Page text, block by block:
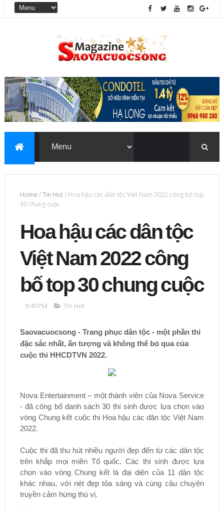
Home /Tin Hot/ Hoa hậu các dân tộc Việt Nam 2022 công bố top
30 chung cuộc
Hoa hậu các dân tộc
Việt Nam 2022 công
bố top 30 chung cuộc
9:40 PM Tin Hot
Saovacuocsong - Trang phục dân tộc - một phần thi
đặc sắc nhất, ấn tượng và không thể bỏ qua của
cuộc thi HHCDTVN 2022.
Nova Entertainment – một thành viên của Nova Service
- đã công bố danh sách 30 thí sinh được lựa chọn vào
vòng Chung kết cuộc thi Hoa hậu các dân tộc Việt Nam
2022.
Cuộc thi đã thu hút nhiều người đẹp đến từ các dân tộc
trên khắp mọi miền Tổ quốc. Các thí sinh được lựa
chọn vào vòng Chung kết là đại diện của 11 dân tộc
khác nhau, với nét đẹp tỏa sáng và cùng câu chuyện
truyền cảm hứng thú vị.